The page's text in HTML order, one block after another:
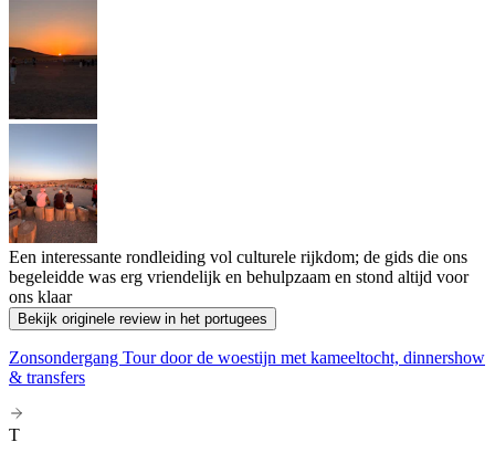
Een interessante rondleiding vol culturele rijkdom; de gids die ons
begeleidde was erg vriendelijk en behulpzaam en stond altijd voor
ons klaar
Bekijk originele review in het portugees
Zonsondergang Tour door de woestijn met kameeltocht, dinnershow
& transfers
T